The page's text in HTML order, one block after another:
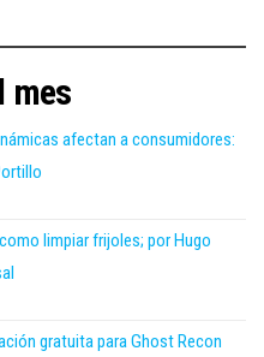
mes
afectan a consumidores:
limpiar frijoles; por Hugo
gratuita para Ghost Recon